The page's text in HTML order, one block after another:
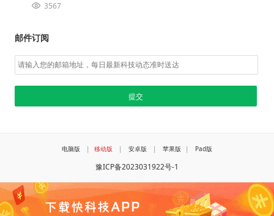
3567
邮件订阅
电脑版 | 移动版 | 安卓版 | 苹果版 | Pad版
豫ICP备2023031922号-1